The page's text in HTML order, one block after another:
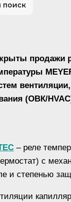
поиск
продажи
(ОВК/
– реле
с
и степенью